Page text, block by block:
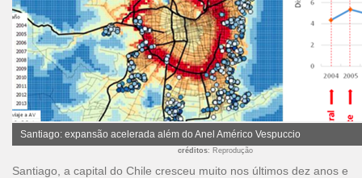
Santiago: expansão acelerada além do Anel Américo Vespuccio
créditos: Reprodução
Santiago, a capital do Chile cresceu muito nos últimos dez anos e